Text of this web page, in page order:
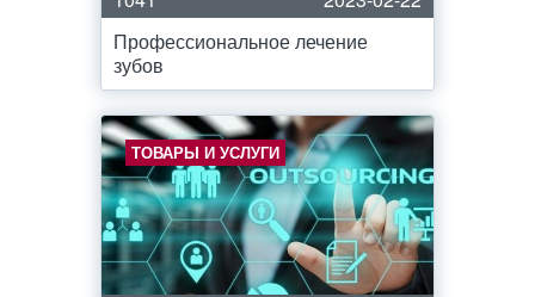
Профессиональное лечение
зубов
ТОВАРЫ И УСЛУГИ